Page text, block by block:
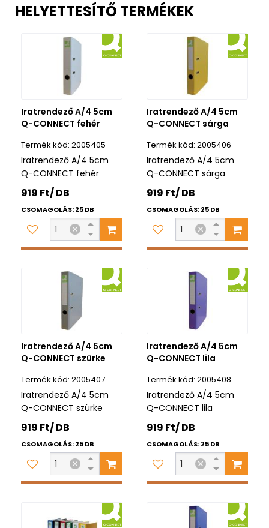
HELYETTESÍTŐ TERMÉKEK
Iratrendező A/4 5cm
Q-CONNECT fehér
2005405
Iratrendező A/4 5cm
Q-CONNECT fehér
919 Ft/ DB
CSOMAGOLÁS: 25 DB
Iratrendező A/4 5cm
Q-CONNECT sárga
2005406
Iratrendező A/4 5cm
Q-CONNECT sárga
919 Ft/ DB
CSOMAGOLÁS: 25 DB
Iratrendező A/4 5cm
Q-CONNECT szürke
2005407
Iratrendező A/4 5cm
Q-CONNECT szürke
919 Ft/ DB
CSOMAGOLÁS: 25 DB
Iratrendező A/4 5cm
Q-CONNECT lila
2005408
Iratrendező A/4 5cm
Q-CONNECT lila
919 Ft/ DB
CSOMAGOLÁS: 25 DB